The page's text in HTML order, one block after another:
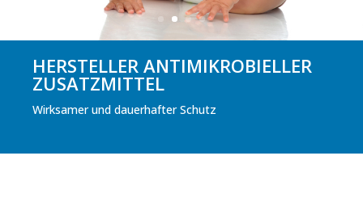
HERSTELLER ANTIMIKROBIELLER
ZUSATZMITTEL
Wirksamer und dauerhafter Schutz